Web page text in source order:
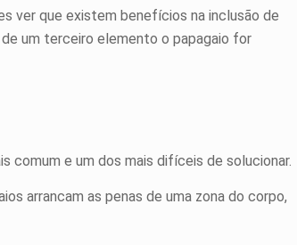
ver que existem benefícios na inclusão de
um terceiro elemento o papagaio for
comum e um dos mais difíceis de solucionar.
arrancam as penas de uma zona do corpo,